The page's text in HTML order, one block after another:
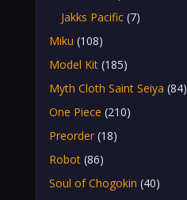
Jakks Pacific (7)
Miku (108)
Model Kit (185)
Myth Cloth Saint Seiya (84)
One Piece (210)
Preorder (18)
Robot (86)
Soul of Chogokin (40)